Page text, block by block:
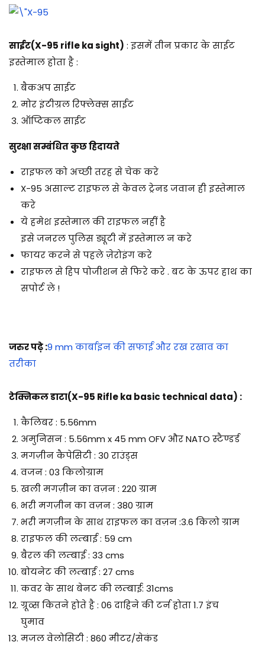
साईट(X-95 rifle ka sight) : इसमें तीन प्रकार के साईट
इस्तेमाल होता है :
बैकअप साईट
मोर इंटीग्रल रिफ्लेक्स साईट
ऑप्टिकल साईट
सुरक्षा सम्बंधित कुछ हिदायते
राइफल को अच्छी तरह से चेक करे
X-95 असाल्ट राइफल से केवल ट्रेनड जवान ही इस्तेमाल
करे
ये हमेश इस्तेमाल की राइफल नहीं है
इसे जनरल पुलिस ड्यूटी में इस्तेमाल न करे
फायर करने से पहले ज़ेरोइंग करे
राइफल से हिप पोजीशन से फिरे करे . बट के ऊपर हाथ का
सपोर्ट ले !
जरुर पढ़े :9 mm कार्बाइन की सफाई और रख रखाव का
तरीका
टेक्निकल डाटा(X-95 Rifle ka basic technical data) :
कैलिबर : 5.56mm
अमुनिसन : 5.56mm x 45 mm OFV और NATO स्टैण्डर्ड
मगज़ीन कैपेसिटी : 30 राउंड्स
वजन : 03 किलोग्राम
खली मगज़ीन का वज़न : 220 ग्राम
भरी मगज़ीन का वज़न : 380 ग्राम
भरी मगज़ीन के साथ राइफल का वज़न :3.6 किलो ग्राम
राइफल की लम्बाई : 59 cm
बैरल की लम्बाई : 33 cms
बोयनेट की लम्बाई : 27 cms
कवर के साथ बेनट की लम्बाई: 31cms
ग्रूव्स कितने होते है : 06 दाहिने की टर्न होता 1.7 इंच
घुमाव
मजल वेलोसिटी : 860 मीटर/सेकंड